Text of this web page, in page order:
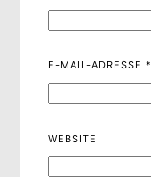
E-MAIL-ADRESSE*
WEBSITE